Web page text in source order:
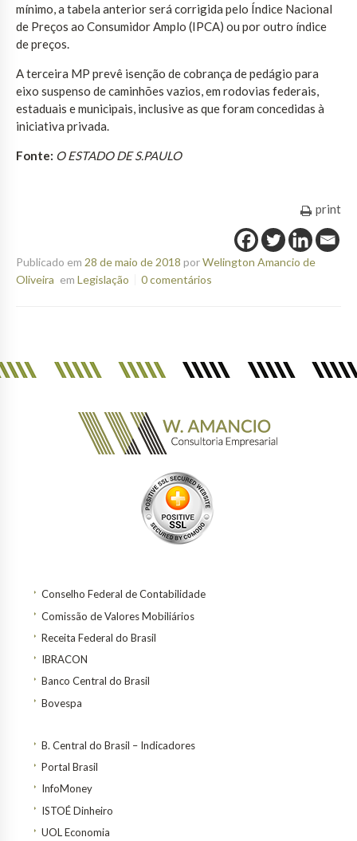
mínimo, a tabela anterior será corrigida pelo Índice Nacional
de Preços ao Consumidor Amplo (IPCA) ou por outro índice
de preços.
A terceira MP prevê isenção de cobrança de pedágio para
eixo suspenso de caminhões vazios, em rodovias federais,
estaduais e municipais, inclusive as que foram concedidas à
iniciativa privada.
Fonte: O ESTADO DE S.PAULO
print
Publicado em 28 de maio de 2018 porWelington Amancio de
Oliveira em Legislação 0 comentários
Conselho Federal de Contabilidade
Comissão de Valores Mobiliários
Receita Federal do Brasil
IBRACON
Banco Central do Brasil
Bovespa
B. Central do Brasil – Indicadores
Portal Brasil
InfoMoney
ISTOÉ Dinheiro
UOL Economia